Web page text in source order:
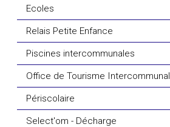
Ecoles
Relais Petite Enfance
Piscines intercommunales
Office de Tourisme Intercommunal
Périscolaire
Select'om - Décharge